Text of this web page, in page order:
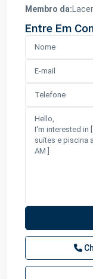
Membro da:
Entre Em